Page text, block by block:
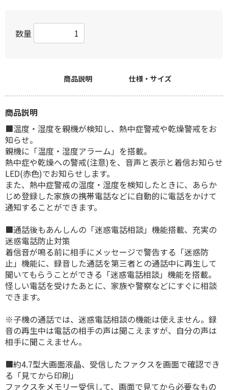
数量
商品説明 仕様・サイズ
商品説明
■温度・湿度を親機が検知し、熱中症警戒や乾燥警戒をお
知らせ。
親機に「温度・湿度アラーム」を搭載。
熱中症や乾燥への警戒(注意)を、音声と表示と着信お知らせ
LED(赤色)でお知らせします。
また、熱中症警戒の温度・湿度を検知したときに、あらか
じめ登録した家族の携帯電話などに自動的に電話をかけて
通知することができます。
■通話後もあんしんの「迷惑電話相談」機能搭載、充実の
迷惑電話防止対策
着信音が鳴る前に相手にメッセージで警告する「迷惑防
止」機能に、録音した通話を第三者との通話中に再生して
聞いてもらうことができる「迷惑電話相談」機能を搭載。
怪しい電話を受けたあとに、家族や警察などにすぐに相談
できます。
※子機の通話では、迷惑電話相談の機能は使えません。録
音の再生中は電話の相手の声は聞こえますが、自分の声は
相手に聞こえません。
■約4.7型大画面液晶、受信したファクスを画面で確認でき
る「見てから印刷」
ファクスをメモリー受信して、画面で見てから必要なもの